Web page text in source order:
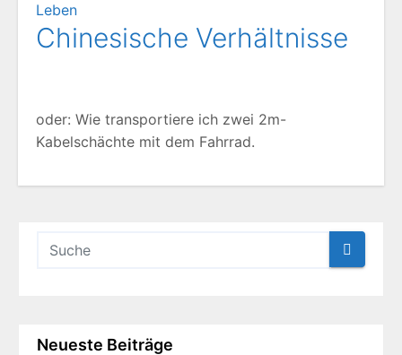
Leben
Chinesische Verhältnisse
oder: Wie transportiere ich zwei 2m-
Kabelschächte mit dem Fahrrad.
Neueste Beiträge